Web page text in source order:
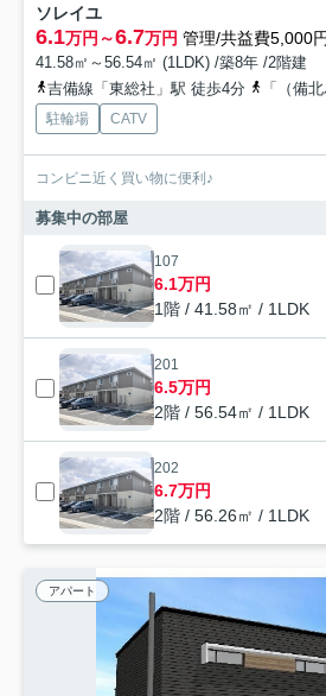
ソレイユ
6.1万円～6.7万円 管理/共益費5,000円
41.58㎡～56.54㎡ (1LDK) /築8年 /2階建
吉備線「東総社」駅 徒歩4分
「（備北バ
駐輪場 CATV
コンビニ近く買い物に便利♪
募集中の部屋
107
6.1万円
1階 / 41.58㎡ / 1LDK
201
6.5万円
2階 / 56.54㎡ / 1LDK
202
6.7万円
2階 / 56.26㎡ / 1LDK
アパート